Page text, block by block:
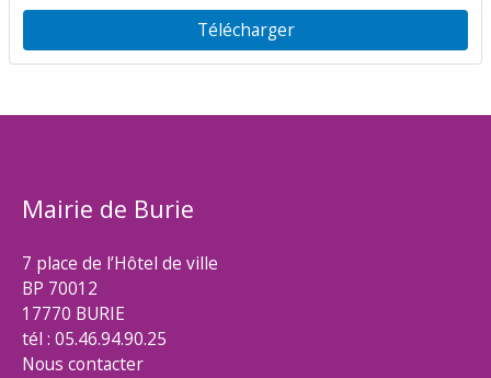
Télécharger
Mairie de Burie
7 place de l’Hôtel de ville
BP 70012
17770 BURIE
tél : 05.46.94.90.25
Nous contacter